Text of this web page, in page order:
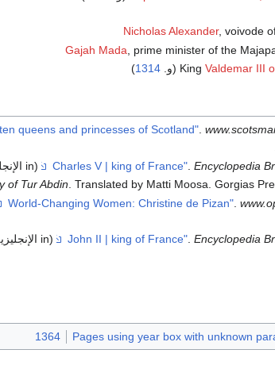
Nicholas Alexander, voivode
Gajah Mada , prime minister of the
KingValdemar III (و. 1314
)
.
.Encyclopedia (in الإنجليزية)
of Tur Abdin . Translated by Matti Moosa. Gorgias
.
.Encyclopedia (in الإنجليزية)
Pages using year box with unknown
1364